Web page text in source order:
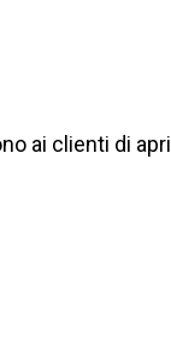
ai clienti di